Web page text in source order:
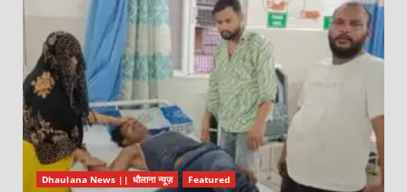
Dhaulana News || धौलाना न्यूज़ Featured